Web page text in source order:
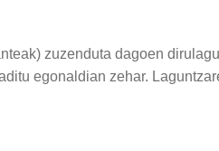
zuzenduta dagoen
egonaldian zehar.